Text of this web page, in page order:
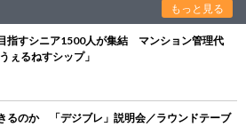
もっと見る
指すシニア1500人が集結 マンション管理代
ぇるねすシップ」
るのか 「デジブレ」説明会／ラウンドテーブ